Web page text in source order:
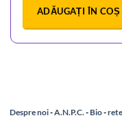
ADĂUGAȚI ÎN COȘ
Despre noi-A.N.P.C. -Bio-